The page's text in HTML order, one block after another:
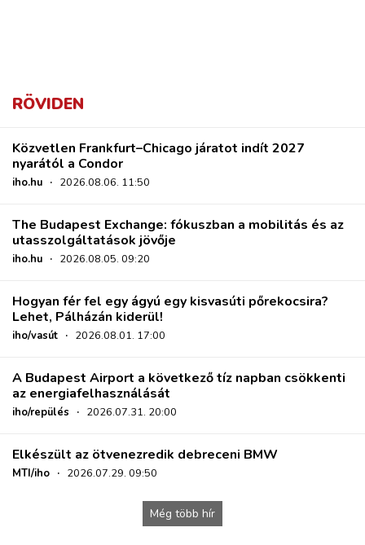
RÖVIDEN
Közvetlen Frankfurt–Chicago járatot indít 2027
nyarától a Condor
iho.hu · 2026.08.06. 11:50
The Budapest Exchange: fókuszban a mobilitás és az
utasszolgáltatások jövője
iho.hu · 2026.08.05. 09:20
Hogyan fér fel egy ágyú egy kisvasúti pőrekocsira?
Lehet, Pálházán kiderül!
iho/vasút · 2026.08.01. 17:00
A Budapest Airport a következő tíz napban csökkenti
az energiafelhasználását
iho/repülés · 2026.07.31. 20:00
Elkészült az ötvenezredik debreceni BMW
MTI/iho · 2026.07.29. 09:50
Még több hír